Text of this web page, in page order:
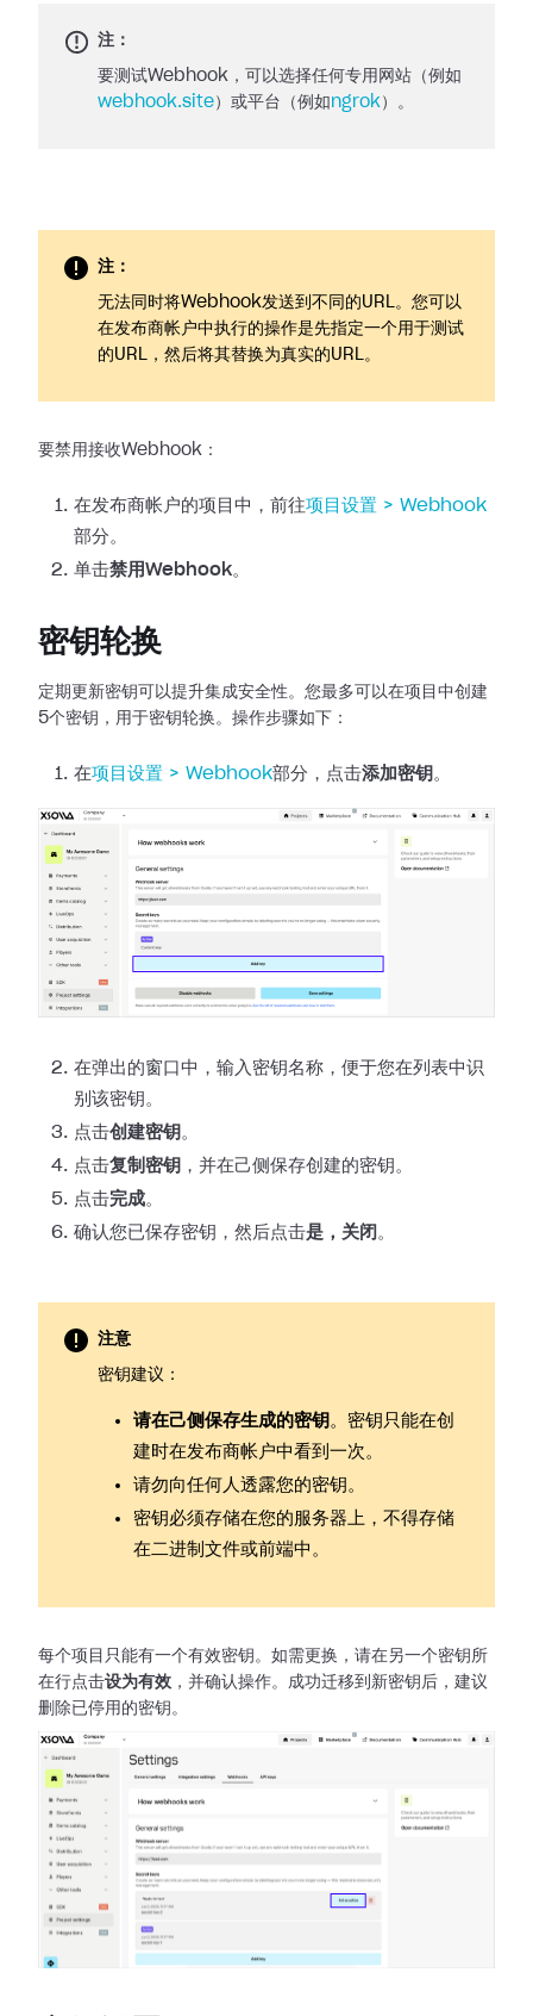
注：
要测试Webhook，可以选择任何专用网站（例如
webhook.site）或平台（例如 ngrok）。
注：
无法同时将Webhook发送到不同的URL。您可以
在发布商帐户中执行的操作是先指定一个用于测试
的URL，然后将其替换为真实的URL。
要禁用接收Webhook：
在发布商帐户的项目中，前往项目设置 > Webhook
部分。
单击禁用Webhook。
密钥轮换
定期更新密钥可以提升集成安全性。您最多可以在项目中创建
5个密钥，用于密钥轮换。操作步骤如下：
在项目设置 > Webhook部分，点击添加密钥 。
在弹出的窗口中，输入密钥名称，便于您在列表中识
别该密钥。
点击创建密钥 。
点击复制密钥 ，并在己侧保存创建的密钥。
点击完成。
确认您已保存密钥，然后点击是，关闭 。
注意
密钥建议：
请在己侧保存生成的密钥 。密钥只能在创
建时在发布商帐户中看到一次。
请勿向任何人透露您的密钥。
密钥必须存储在您的服务器上，不得存储
在二进制文件或前端中。
每个项目只能有一个有效密钥。如需更换，请在另一个密钥所
在行点击设为有效 ，并确认操作。成功迁移到新密钥后，建议
删除已停用的密钥。